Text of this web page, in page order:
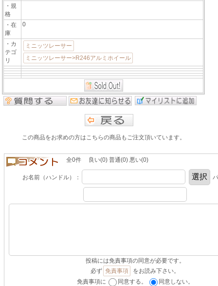
・規
格
・在
庫
0
・カ
テゴ
リ
ミニッツレーサー
ミニッツレーサー>R246アルミホイール
この商品をお求めの方はこちらの商品もご注文頂いています。
全0件 良い(0) 普通(0) 悪い(0)
お名前（ハンドル）：
投稿には免責事項の同意が必要です。
必ず 免責事項
をお読み下さい。
免責事項に
同意する。 同意しない。